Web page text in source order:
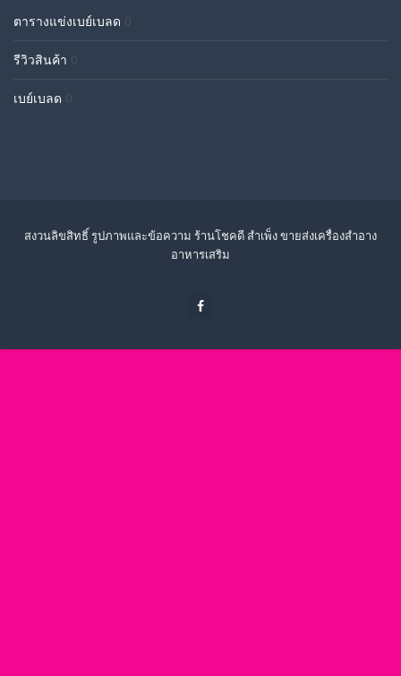
ตารางแข่งเบย์เบลด 0
รีวิวสินค้า 0
เบย์เบลด 0
สงวนลิขสิทธิ์ รูปภาพและข้อความ ร้านโชคดี สำเพ็ง ขายส่งเครื่องสำอาง
อาหารเสริม